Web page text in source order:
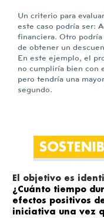
Un criterio para
este caso podría ser:
financiera. Otro
de obtener un
En este ejemplo, el
no cumpliría bien con
pero tendría una
segundo.
El objetivo es
¿Cuánto tiempo
efectos positivos
iniciativa una vez